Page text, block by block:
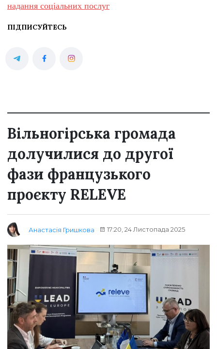
надання соціальних послуг
ПІДПИСУЙТЕСЬ
Вільногірська громада
долучилися до другої
фази французького
проєкту RELEVE
Анастасія Гришкова 17:20, 24 Листопада 2025